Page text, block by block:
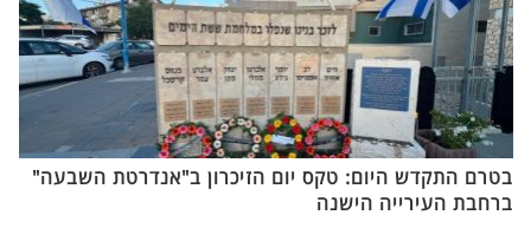
בטרם התקדש היום: טקס יום הזיכרון ב"אנדרטת השבעה"
ברחבת העירייה הישנה